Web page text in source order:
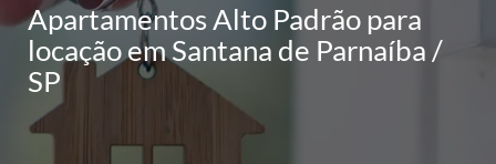
Apartamentos Alto Padrão para
locação em Santana de Parnaíba /
SP